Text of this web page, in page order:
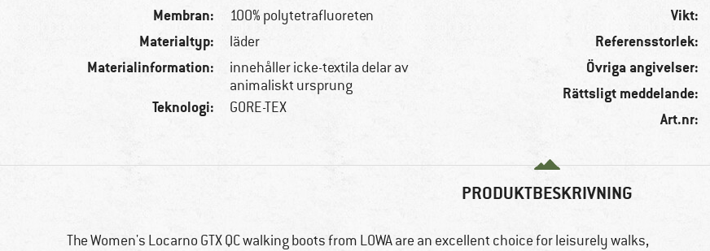
Membran: 100% polytetrafluoreten
Materialtyp: läder
Materialinformation:
innehåller icke-textila delar av
animaliskt ursprung
Teknologi: GORE-TEX
Vikt:
Referensstorlek:
Övriga angivelser:
Rättsligt meddelande:
Art.nr:
PRODUKTBESKRIVNING
The Women's Locarno GTX QC walking boots from LOWA are an excellent choice for leisurely walks,